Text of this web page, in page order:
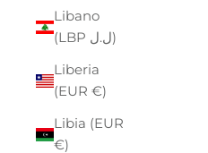
Libano
(LBP ل.ل)
Liberia
(EUR €)
Libia (EUR
€)